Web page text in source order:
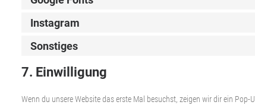
Instagram
Sonstiges
7. Einwilligung
Wenn du unsere Website das erste Mal besuchst, zeigen wir dir ein